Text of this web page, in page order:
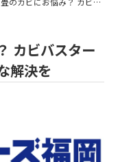
カビバスター
解決を